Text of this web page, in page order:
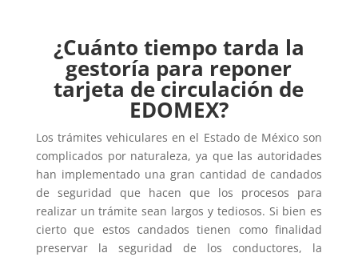
¿Cuánto tiempo tarda la
gestoría para reponer
tarjeta de circulación de
EDOMEX?
Los trámites vehiculares en el Estado de México son
complicados por naturaleza, ya que las autoridades
han implementado una gran cantidad de candados
de seguridad que hacen que los procesos para
realizar un trámite sean largos y tediosos. Si bien es
cierto que estos candados tienen como finalidad
preservar la seguridad de los conductores, la